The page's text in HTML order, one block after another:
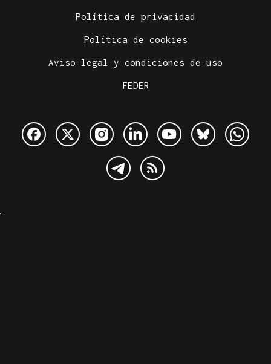
Política de privacidad
Política de cookies
Aviso legal y condiciones de uso
FEDER